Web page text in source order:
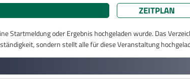
ZEITPLAN
Startmeldung oder Ergebnis hochgeladen wurde. Das
sondern stellt alle für diese Veranstaltung